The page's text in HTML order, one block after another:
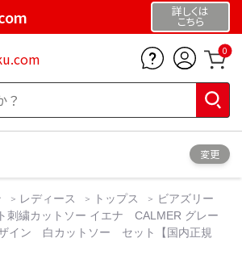
詳しくは
こちら
0
変更
レディース トップス
ビアズリー
刺繍カットソー イエナ CALMER グレー
イン 白カットソー セット【国内正規